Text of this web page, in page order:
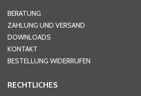
Hausnummer
Ort*
BERATUNG
ZAHLUNG UND VERSAND
DOWNLOADS
KONTAKT
BESTELLUNG WIDERRUFEN
RECHTLICHES